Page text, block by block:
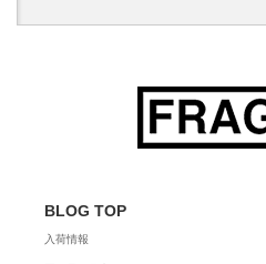
BLOG TOP
入荷情報